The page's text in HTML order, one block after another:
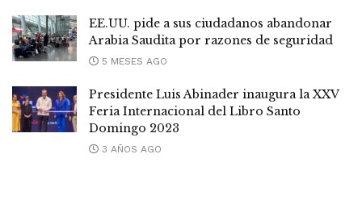
EE.UU. pide a sus ciudadanos abandonar
Arabia Saudita por razones de seguridad
5 MESES AGO
Presidente Luis Abinader inaugura la XXV
Feria Internacional del Libro Santo
Domingo 2023
3 AÑOS AGO